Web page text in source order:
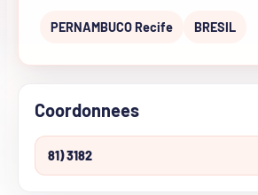
PERNAMBUCO Recife BRESIL
Coordonnees
81) 3182